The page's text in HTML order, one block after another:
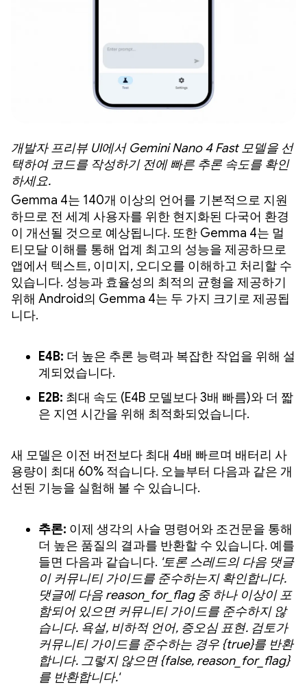
개발자 프리뷰 UI에서 Gemini Nano 4 Fast 모델을 선
택하여 코드를 작성하기 전에 빠른 추론 속도를 확인
하세요.
Gemma 4는 140개 이상의 언어를 기본적으로 지원
하므로 전 세계 사용자를 위한 현지화된 다국어 환경
이 개선될 것으로 예상됩니다. 또한 Gemma 4는 멀
티모달 이해를 통해 업계 최고의 성능을 제공하므로
앱에서 텍스트, 이미지, 오디오를 이해하고 처리할 수
있습니다. 성능과 효율성의 최적의 균형을 제공하기
위해 Android의 Gemma 4는 두 가지 크기로 제공됩
니다.
E4B: 더 높은 추론 능력과 복잡한 작업을 위해 설
계되었습니다.
E2B: 최대 속도 (E4B 모델보다 3배 빠름)와 더 짧
은 지연 시간을 위해 최적화되었습니다.
새 모델은 이전 버전보다 최대 4배 빠르며 배터리 사
용량이 최대 60% 적습니다. 오늘부터 다음과 같은 개
선된 기능을 실험해 볼 수 있습니다.
추론: 이제 생각의 사슬 명령어와 조건문을 통해
더 높은 품질의 결과를 반환할 수 있습니다. 예를
들면 다음과 같습니다. '토론 스레드의 다음 댓글
이 커뮤니티 가이드를 준수하는지 확인합니다.
댓글에 다음 reason_for_flag 중 하나 이상이 포
함되어 있으면 커뮤니티 가이드를 준수하지 않
습니다. 욕설, 비하적 언어, 증오심 표현. 검토가
커뮤니티 가이드를 준수하는 경우 {true}를 반환
합니다. 그렇지 않으면 {false, reason_for_flag}
를 반환합니다.'